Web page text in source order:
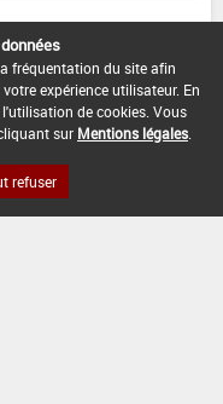
DÉLAIS AVANT
RÉCOLTE
-
fréquentation du site afin
expérience utilisateur. En
de cookies. Vous
sur Mentions légales
refuser